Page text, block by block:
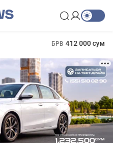
БРВ 412 000 сум